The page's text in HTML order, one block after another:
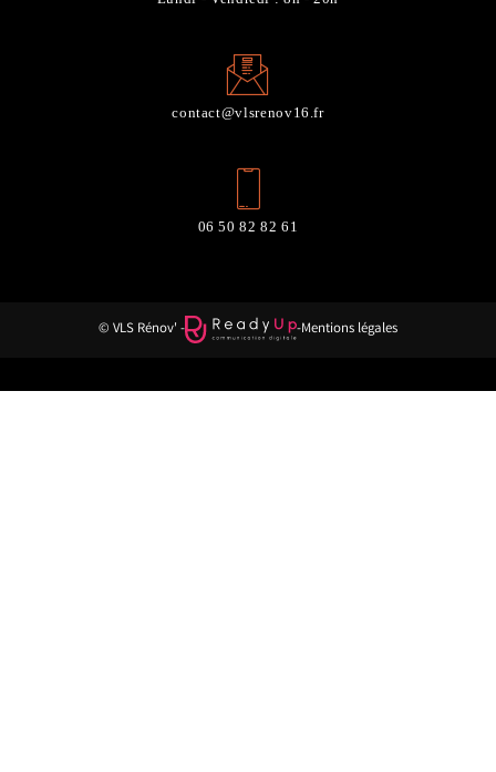
contact@vlsrenov16.fr
06 50 82 82 61
© VLS Rénov' - -Mentions légales